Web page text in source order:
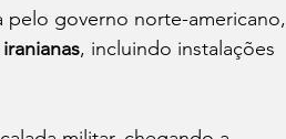
pelo governo norte-americano,
, incluindo instalações